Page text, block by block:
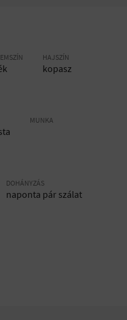
HAJSZÍN
kopasz
MUNKA
DOHÁNYZÁS
naponta pár szálat